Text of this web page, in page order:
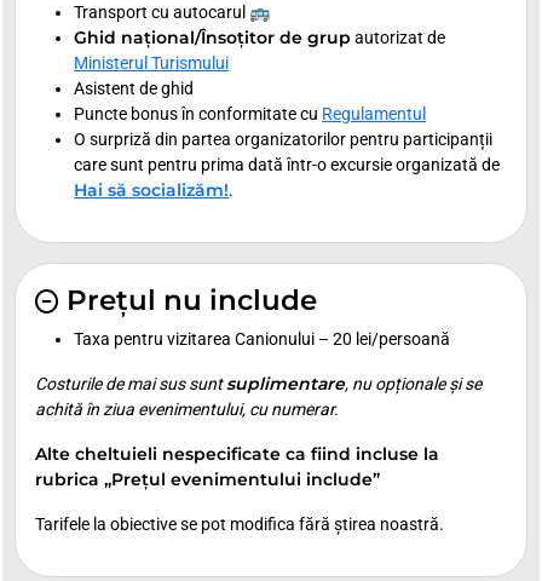
Transport cu autocarul 🚌
Ghid național/Însoțitor de grup autorizat de
Ministerul Turismului
Asistent de ghid
Puncte bonus în conformitate cu Regulamentul
O surpriză din partea organizatorilor pentru participanții
care sunt pentru prima dată într-o excursie organizată de
Hai să socializăm!.
Prețul nu include
Taxa pentru vizitarea Canionului – 20 lei/persoană
Costurile de mai sus suntsuplimentare, nu opționale și se
achită în ziua evenimentului, cu numerar.
Alte cheltuieli nespecificate ca fiind incluse la
rubrica „Prețul evenimentului include”
Tarifele la obiective se pot modifica fără știrea noastră.